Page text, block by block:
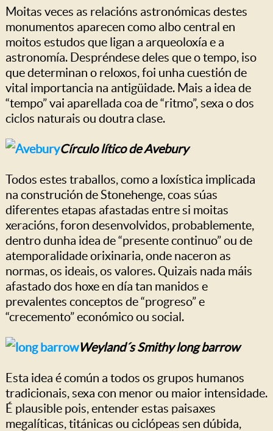
Moitas veces as relacións astronómicas destes
monumentos aparecen como albo central en
moitos estudos que ligan a arqueoloxía e a
astronomía. Despréndese deles que o tempo, iso
que determinan o reloxos, foi unha cuestión de
vital importancia na antigüidade. Mais a idea de
“tempo” vai aparellada coa de “ritmo”, sexa o dos
ciclos naturais ou doutra clase.
Círculo lítico de Avebury
Todos estes traballos, como a loxística implicada
na construción de Stonehenge, coas súas
diferentes etapas afastadas entre si moitas
xeracións, foron desenvolvidos, probablemente,
dentro dunha idea de “presente continuo” ou de
atemporalidade orixinaria, onde naceron as
normas, os ideais, os valores. Quizais nada máis
afastado dos hoxe en día tan manidos e
prevalentes conceptos de “progreso” e
“crecemento” económico ou social.
Weyland´s Smithy long barrow
Esta idea é común a todos os grupos humanos
tradicionais, sexa con menor ou maior intensidade.
É plausible pois, entender estas paisaxes
megalíticas, titánicas ou ciclópeas sen dúbida,